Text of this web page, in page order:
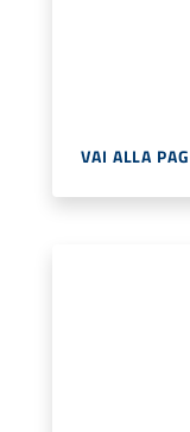
VAI ALLA